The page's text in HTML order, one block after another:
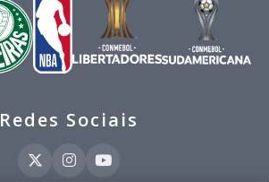
Redes Sociais